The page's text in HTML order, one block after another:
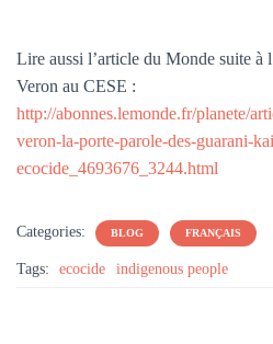
Lire aussi l’article du Monde suite à
Veron au CESE :
http://abonnes.lemonde.fr/planete/
veron-la-porte-parole-des-guarani-
ecocide_4693676_3244.html
Categories: BLOG FRANÇAIS
Tags: ecocide indigenous people